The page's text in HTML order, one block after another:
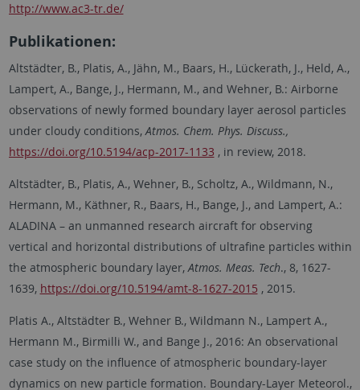
http://www.ac3-tr.de/
Publikationen:
Altstädter, B., Platis, A., Jähn, M., Baars, H., Lückerath, J., Held, A.,
Lampert, A., Bange, J., Hermann, M., and Wehner, B.: Airborne
observations of newly formed boundary layer aerosol particles
under cloudy conditions,Atmos. Chem. Phys. Discuss.,
https://doi.org/10.5194/acp-2017-1133 , in review, 2018.
Altstädter, B., Platis, A., Wehner, B., Scholtz, A., Wildmann, N.,
Hermann, M., Käthner, R., Baars, H., Bange, J., and Lampert, A.:
ALADINA – an unmanned research aircraft for observing
vertical and horizontal distributions of ultrafine particles within
the atmospheric boundary layer,Atmos. Meas. Tech., 8, 1627-
1639, https://doi.org/10.5194/amt-8-1627-2015 , 2015.
Platis A., Altstädter B., Wehner B., Wildmann N., Lampert A.,
Hermann M., Birmilli W., and Bange J., 2016: An observational
case study on the influence of atmospheric boundary-layer
dynamics on new particle formation. Boundary-Layer Meteorol.,